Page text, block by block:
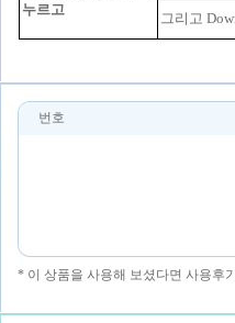
누르고
그리고
번호
* 이 상품을 사용해 보셨다면 사용후